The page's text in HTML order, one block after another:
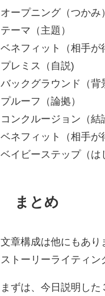
オープニング（つかみ
テーマ（主題）
ベネフィット（相手が
プレミス（自説)
バックグラウンド（背
プルーフ（論拠）
コンクルージョン（
ベネフィット（相手が
ベイビーステップ（は
まとめ
文章構成は他にもあり
ストーリーライティ
まずは、今日説明した